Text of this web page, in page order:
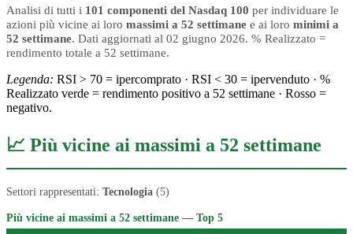
Analisi di tutti i 101 componenti del Nasdaq 100 per individuare le
azioni più vicine ai loro massimi a 52 settimane e ai loro minimi a
52 settimane. Dati aggiornati al 02 giugno 2026. % Realizzato =
rendimento totale a 52 settimane.
Legenda: RSI > 70 = ipercomprato · RSI < 30 = ipervenduto · %
Realizzato verde = rendimento positivo a 52 settimane · Rosso =
negativo.
📈 Più vicine ai massimi a 52 settimane
Settori rappresentati: Tecnologia (5)
Più vicine ai massimi a 52 settimane — Top 5